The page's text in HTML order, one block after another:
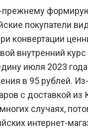
прежнему
покупатели
конвертации
внутренний
июля 2023
в 95 рублей.
с доставкой из
случаях,
интернет-